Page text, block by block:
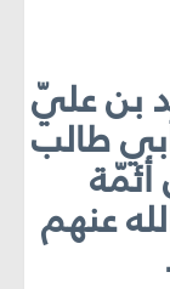
بن عليّ
طالب
عنهم